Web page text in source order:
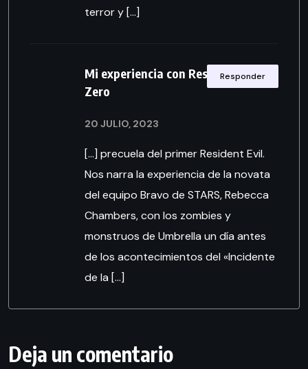
terror y […]
Mi experiencia con Resident Evil
Zero
20 JULIO, 2023
[…] precuela del primer Resident Evil.
Nos narra la experiencia de la novata
del equipo Bravo de STARS, Rebecca
Chambers, con los zombies y
monstruos de Umbrella un día antes
de los acontecimientos del «Incidente
de la […]
Responder
Deja un comentario